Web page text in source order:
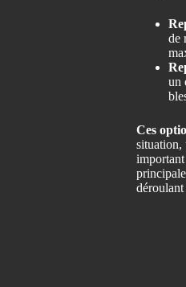
de
un
Ces
situation,
important